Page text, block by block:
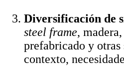
Diversificación de
steel frame,
prefabricado y otras
contexto,